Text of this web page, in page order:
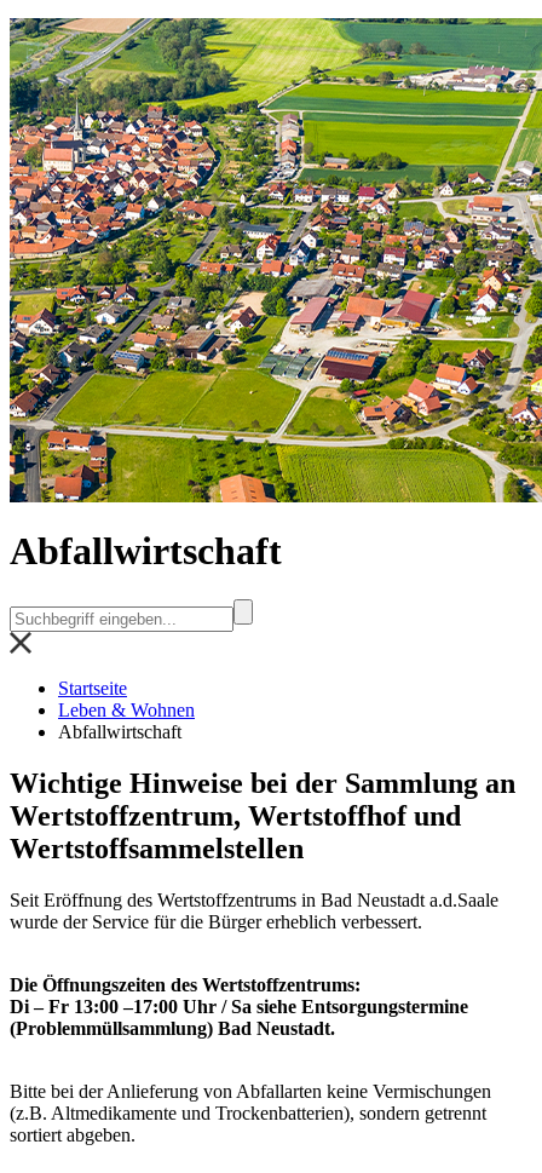
Abfallwirtschaft
Startseite
Leben & Wohnen
Abfallwirtschaft
Wichtige Hinweise bei der Sammlung an
Wertstoffzentrum, Wertstoffhof und
Wertstoffsammelstellen
Seit Eröffnung des Wertstoffzentrums in Bad Neustadt a.d.Saale
wurde der Service für die Bürger erheblich verbessert.
Die Öffnungszeiten des Wertstoffzentrums:
Di – Fr 13:00 –17:00 Uhr / Sa siehe Entsorgungstermine
(Problemmüllsammlung) Bad Neustadt.
Bitte bei der Anlieferung von Abfallarten keine Vermischungen
(z.B. Altmedikamente und Trockenbatterien), sondern getrennt
sortiert abgeben.